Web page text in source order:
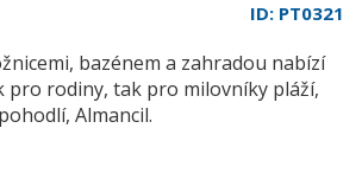
ID: PT0321
bazénem a zahradou nabízí
pro rodiny, tak pro milovníky pláží,
Almancil.